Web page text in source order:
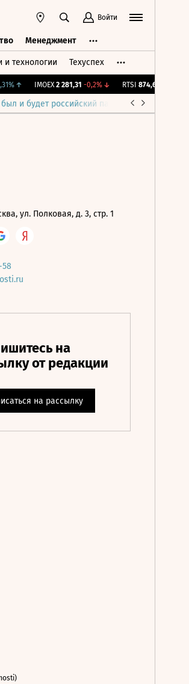
Войти
Менеджмент
и технологии Техуспех
↑ IMOEX 2 281,31 -0,2%↓ RTSI 874,64
и будет российский парламент
ул. Полковая, д. 3, стр. 1
58